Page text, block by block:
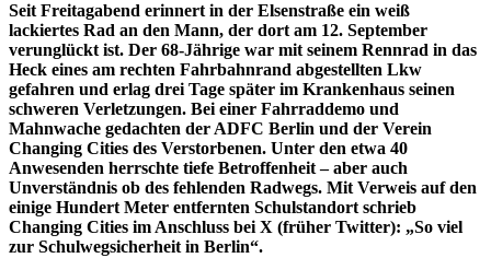
Seit Freitagabend erinnert in der Elsenstraße ein weiß
lackiertes Rad an den Mann, der dort am 12. September
verunglückt ist. Der 68-Jährige war mit seinem Rennrad in das
Heck eines am rechten Fahrbahnrand abgestellten Lkw
gefahren und erlag drei Tage später im Krankenhaus seinen
schweren Verletzungen. Bei einer Fahrraddemo und
Mahnwache gedachten der ADFC Berlin und der Verein
Changing Cities des Verstorbenen. Unter den etwa 40
Anwesenden herrschte tiefe Betroffenheit – aber auch
Unverständnis ob des fehlenden Radwegs. Mit Verweis auf den
einige Hundert Meter entfernten Schulstandort schrieb
Changing Cities im Anschluss bei X (früher Twitter): „So viel
zur Schulwegsicherheit in Berlin“.